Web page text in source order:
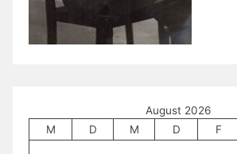
August 2026
M
D M D F